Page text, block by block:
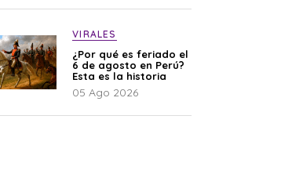
VIRALES
¿Por qué es feriado el
6 de agosto en Perú?
Esta es la historia
05 Ago 2026